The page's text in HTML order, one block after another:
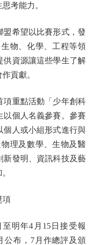
考能力。
希望以比賽形式，發
物、化學、工程等領
供資源讓這些學生了解
貢獻。
重點活動「少年創科
以個人名義參賽。參賽
個人或小組形式進行與
理及數學、生物及醫
新發明、資訊科技及藝
項
明年4月15日接受報
公布，7月作總評及頒